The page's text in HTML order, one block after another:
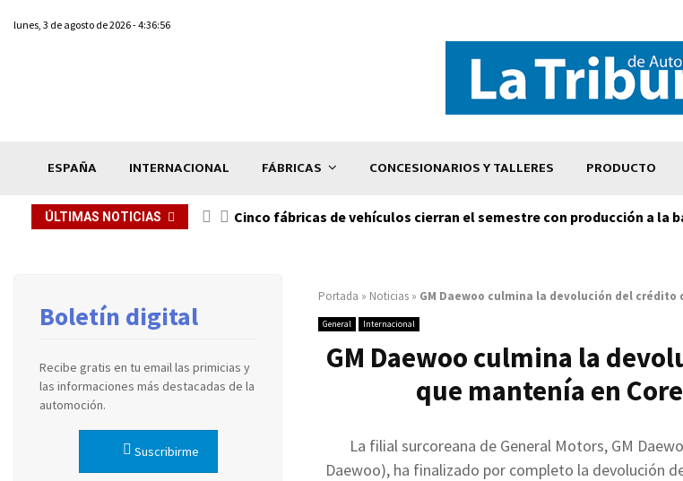
lunes, 3 de agosto de 2026 - 4:36:56
ESPAÑA INTERNACIONAL FÁBRICAS CONCESIONARIOS Y TALLERES PRODUCTO
ÚLTIMAS NOTICIAS Cinco fábricas de vehículos cierran el semestre con producción a la
Portada » Noticias » GM Daewoo culmina la devolución del crédito
General Internacional
GM Daewoo culmina la
que mantenía en
La filial surcoreana de General Motors, GM
Daewoo), ha finalizado por completo la devolución
Boletín digital
Recibe gratis en tu email las primicias y
las informaciones más destacadas de la
automoción.
Suscribirme